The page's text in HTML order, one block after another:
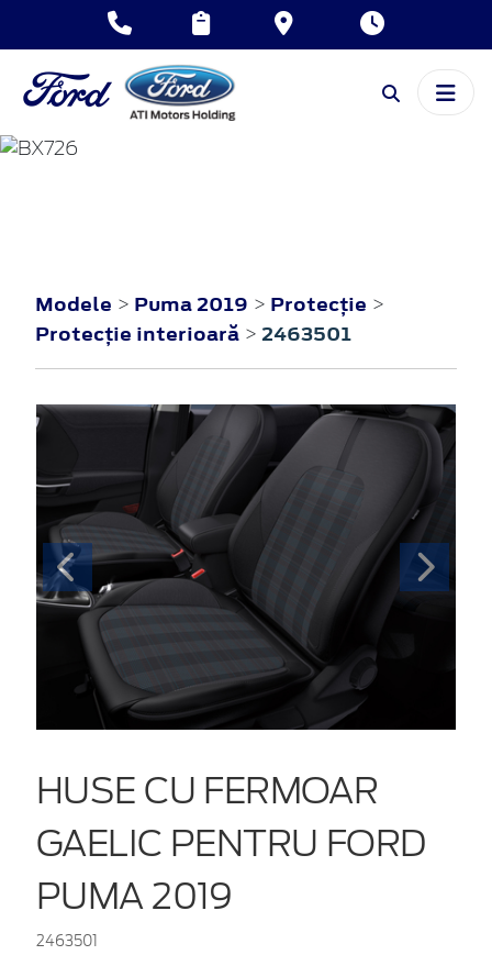
PUMA
Modele > Puma 2019 > Protecţie >
Protecţie interioară > 2463501
HUSE CU FERMOAR
GAELIC PENTRU FORD
PUMA 2019
2463501